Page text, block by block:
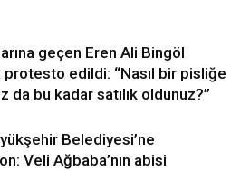
geçen Eren Ali Bingöl
protesto edildi: “Nasıl bir pisliğe
da bu kadar satılık oldunuz?”
Belediyesi’ne
Veli Ağbaba’nın abisi